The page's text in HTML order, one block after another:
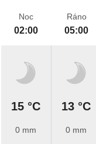
Noc
02:00
15 °C
0 mm
Ráno
05:00
13 °C
0 mm